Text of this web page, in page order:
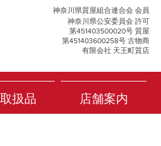
神奈川県質屋組合連合会 会員
神奈川県公安委員会 許可
第451403500020号 質屋
第451403600258号 古物商
有限会社 天王町質店
扱品 店舗案内